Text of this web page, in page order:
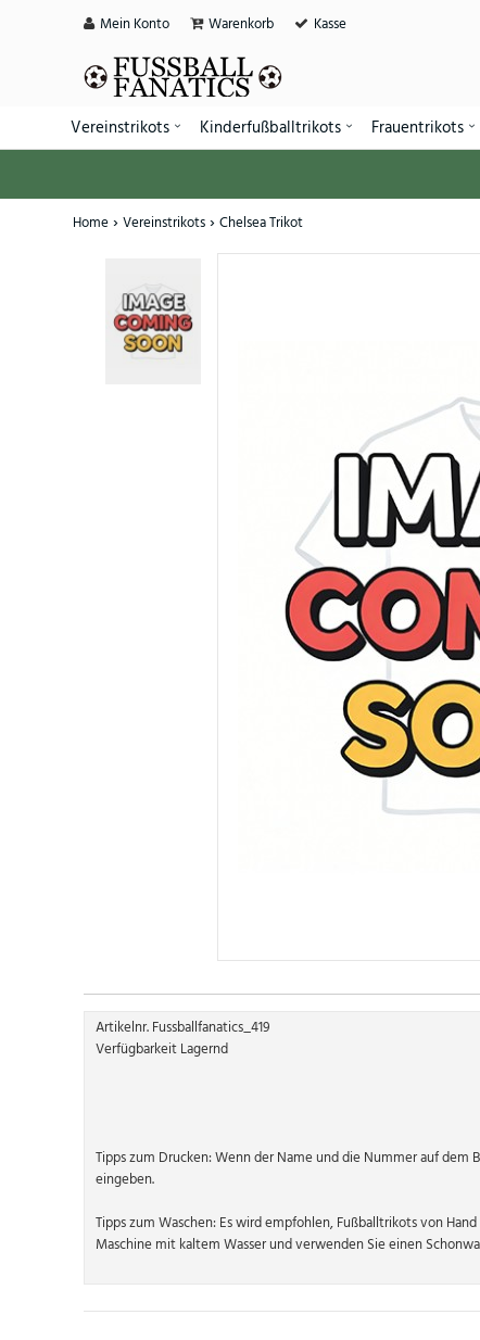
Mein Konto Warenkorb Kasse
Vereinstrikots Kinderfußballtrikots Frauentrikots
Home Vereinstrikots Chelsea Trikot
Artikelnr. Fussballfanatics_419
Verfügbarkeit Lagernd
Tipps zum Drucken: Wenn der Name und die Nummer auf
eingeben.
Tipps zum Waschen: Es wird empfohlen, Fußballtrikots von
Maschine mit kaltem Wasser und verwenden Sie einen